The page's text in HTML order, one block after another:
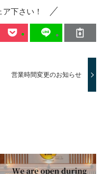
下さい！
営業時間変更のお知らせ